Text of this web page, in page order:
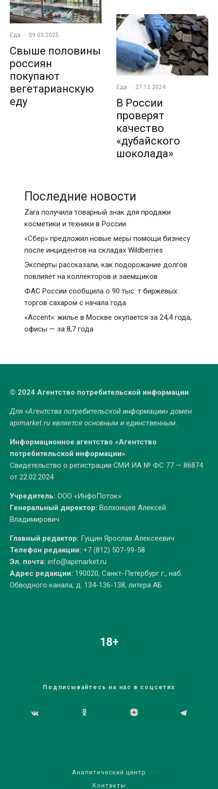
Еда · 09.03.2025
Свыше половины
россиян
покупают
вегетарианскую
еду
Еда · 27.12.2024
В России
проверят
качество
«дубайского
шоколада»
Последние новости
Zara получила товарный знак для продажи
косметики и техники в России
«Сбер» предложил новые меры помощи бизнесу
после инцидентов на складах Wildberries
Эксперты рассказали, как подорожание долгов
повлияет на коллекторов и заемщиков
ФАС России сообщила о 90 тыс. т биржевых
торгов сахаром с начала года
«Accent»: жилье в Москве окупается за 24,4 года,
офисы — за 8,7 года
© 2024 Агентство потребительской информации
Для «Агентства потребительской информации» домен
apimarket.ruявляется основным и единственным.
Информационное агентство «Агентство
потребительской информации»
Свидетельство о регистрации СМИ ИА № ФС 77 — 86874
от 22.02.2024
Учредитель: ООО «ИнфоПоток»
Генеральный директор: Волхонцев Алексей
Владимирович
Главный редактор: Гущин Ярослав Алексеевич
Телефон редакции: +7 (812) 507-99-58
Эл. почта: info@apimarket.ru
Адрес редакции: 190020, Санкт-Петербург г., наб.
Обводного канала, д. 134-136-138, литера АБ
18+
Подписывайтесь на нас в соцсетях
Аналитический центр
Контакты